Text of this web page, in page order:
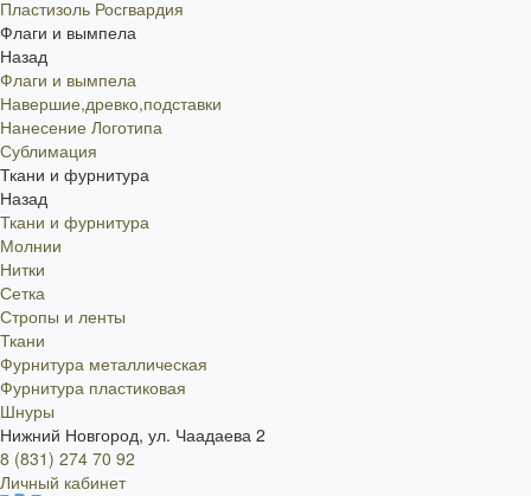
Пластизоль Росгвардия
Флаги и вымпела
Назад
Флаги и вымпела
Навершие,древко,подставки
Нанесение Логотипа
Сублимация
Ткани и фурнитура
Назад
Ткани и фурнитура
Молнии
Нитки
Сетка
Стропы и ленты
Ткани
Фурнитура металлическая
Фурнитура пластиковая
Шнуры
Нижний Новгород, ул. Чаадаева 2
8 (831) 274 70 92
Личный кабинет